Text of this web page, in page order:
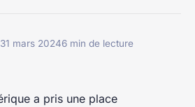
31 mars 20246 min de lecture
a pris une place